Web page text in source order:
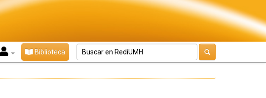
Biblioteca